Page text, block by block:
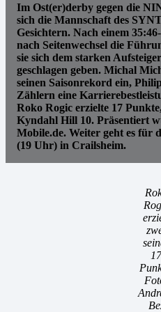
Im Ost(er)derby gegen die
sich die Mannschaft des
Gesichtern. Nach einem
nach Seitenwechsel die
sie sich dem starken
geschlagen geben. Michal
seinen Saisonrekord ein,
Zählern eine
Roko Rogic erzielte 17
Kyndahl Hill 10. Präsentiert
Mobile.de. Weiter geht es für
(19 Uhr) in Crailsheim.
17